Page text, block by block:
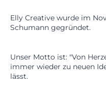
Elly Creative wurde im
Schumann gegründet.
Unser Motto ist: "Von
immer wieder zu neuen
lässt.